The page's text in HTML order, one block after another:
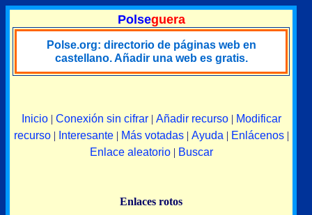
Polseguera
Polse.org: directorio de páginas web en
castellano. Añadir una web es gratis.
Inicio| Conexión sin cifrar| Añadir recurso| Modificar
recurso| Interesante| Más votadas| Ayuda | Enlácenos|
Enlace aleatorio| Buscar
Enlaces rotos